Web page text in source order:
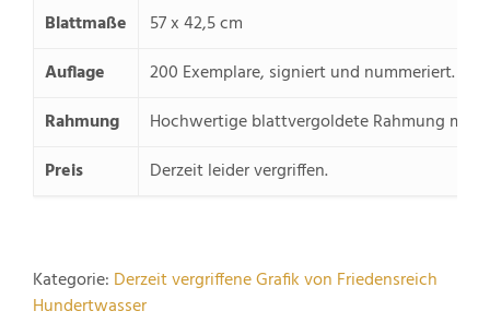
Blattmaße
57 x 42,5 cm
Auflage
200 Exemplare, signiert und nummeriert.
Rahmung
Hochwertige blattvergoldete Rahmung mit
Preis
Derzeit leider vergriffen.
Kategorie: Derzeit vergriffene Grafik von Friedensreich
Hundertwasser